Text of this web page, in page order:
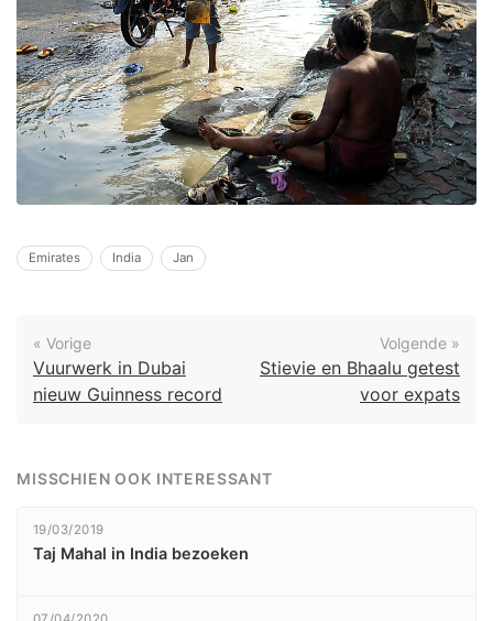
Emirates India Jan
« Vorige
Vuurwerk in Dubai
nieuw Guinness record
Volgende »
Stievie en Bhaalu getest
voor expats
MISSCHIEN OOK INTERESSANT
19/03/2019
Taj Mahal in India bezoeken